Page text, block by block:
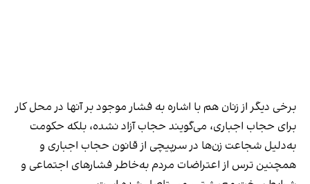
برخی دیگر از زنان هم با اشاره به فشار موجود بر آنها در محل کار
برای حجاب اجباری، می‌گویند حجاب آزاد نشده، بلکه حکومت
به‌دلیل شجاعت زن‌ها در سرپیچی از قانون حجاب اجباری و
همچنین ترس از اعتراضات مردم به‌خاطر فشارهای اجتماعی و